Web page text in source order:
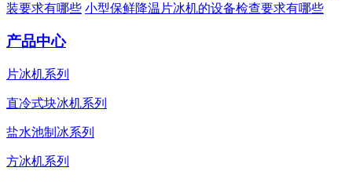
装要求有哪些 小型保鲜降温片冰机的设备检查要求有哪些
产品中心
片冰机系列
直冷式块冰机系列
盐水池制冰系列
方冰机系列